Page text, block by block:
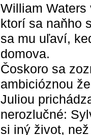
William Waters
ktorí sa naňho
sa mu uľaví,
domova.
Čoskoro sa
ambicióznou
Juliou
nerozlučné:
si iný život,